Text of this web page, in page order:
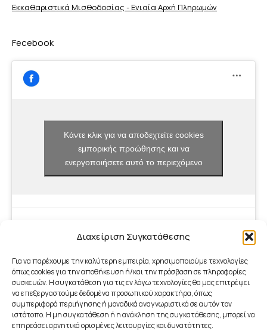
Διαχείριση Συγκατάθεσης
Για να παρέχουμε την καλύτερη εμπειρία, χρησιμοποιούμε τεχνολογίες
όπως cookies για την αποθήκευση ή/και την πρόσβαση σε πληροφορίες
συσκευών. Η συγκατάθεση για τις εν λόγω τεχνολογίες θα μας επιτρέψει
να επεξεργαστούμε δεδομένα προσωπικού χαρακτήρα, όπως
συμπεριφορά περιήγησης ή μοναδικά αναγνωριστικά σε αυτόν τον
ιστότοπο. Η μη συγκατάθεση ή η ανάκληση της συγκατάθεσης, μπορεί να
επηρεάσει αρνητικά ορισμένες λειτουργίες και δυνατότητες.
Εκκαθαριστικά Μισθοδοσίας - Ενιαία Αρχή Πληρωμών
Fecebook
Κάντε κλικ για να αποδεχτείτε cookies
εμπορικής προώθησης και να
ενεργοποιήσετε αυτό το περιεχόμενο